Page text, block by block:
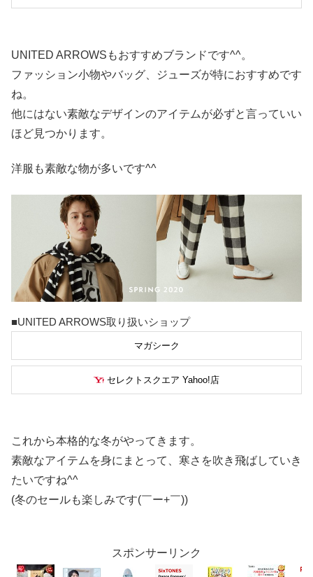
UNITED ARROWSもおすすめブランドです^^。
ファッション小物やバッグ、ジューズが特におすすめです
ね。
他にはない素敵なデザインのアイテムが必ずと言っていい
ほど見つかります。
洋服も素敵な物が多いです^^
■UNITED ARROWS取り扱いショップ
マガシーク
セレクトスクエア Yahoo!店
これから本格的な冬がやってきます。
素敵なアイテムを身にまとって、寒さを吹き飛ばしていき
たいですね^^
(冬のセールも楽しみです(￣ー+￣))
スポンサーリンク